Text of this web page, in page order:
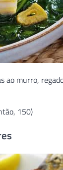
murro,
150)